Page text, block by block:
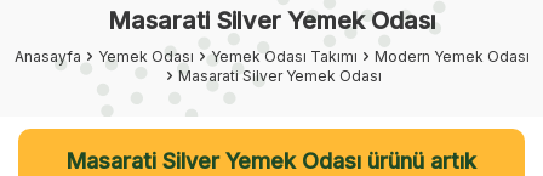
Masarati Silver Yemek Odası
Anasayfa Yemek Odası Yemek Odası Takımı
Modern Yemek Odası
Masarati Silver Yemek Odası
Masarati Silver Yemek Odası ürünü artık